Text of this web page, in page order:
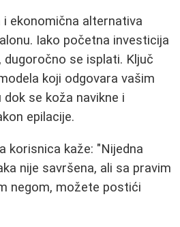
ekonomična alternativa
Iako početna investicija
dugoročno se isplati. Ključ
koji odgovara vašim
se koža navikne i
epilacije.
korisnica kaže: "Nijedna
nije savršena, ali sa pravim
negom, možete postići